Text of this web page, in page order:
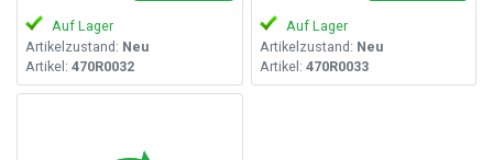
Auf Lager
Artikelzustand: Neu
Artikel: 470R0032
Auf Lager
Artikelzustand: Neu
Artikel: 470R0033